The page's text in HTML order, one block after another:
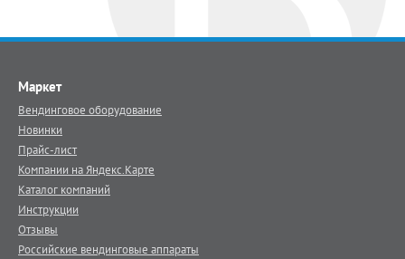
Маркет
Вендинговое оборудование
Новинки
Прайс-лист
Компании на Яндекс.Карте
Каталог компаний
Инструкции
Отзывы
Российские вендинговые аппараты